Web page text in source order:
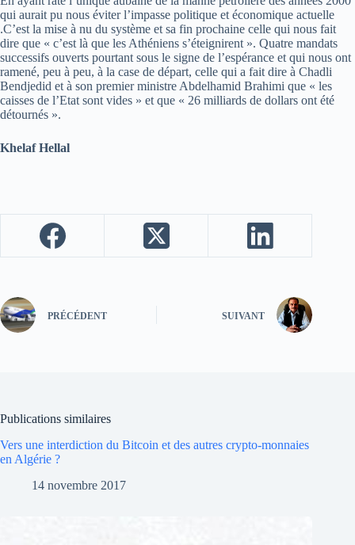
qui aurait pu nous éviter l’impasse politique et économique actuelle
.C’est la mise à nu du système et sa fin prochaine celle qui nous fait
dire que « c’est là que les Athéniens s’éteignirent ». Quatre mandats
successifs ouverts pourtant sous le signe de l’espérance et qui nous ont
ramené, peu à peu, à la case de départ, celle qui a fait dire à Chadli
Bendjedid et à son premier ministre Abdelhamid Brahimi que « les
caisses de l’Etat sont vides » et que « 26 milliards de dollars ont été
détournés ».
Khelaf Hellal
PRÉCÉDENT SUIVANT
Publications similaires
Vers une interdiction du Bitcoin et des autres crypto-monnaies
en Algérie ?
14 novembre 2017